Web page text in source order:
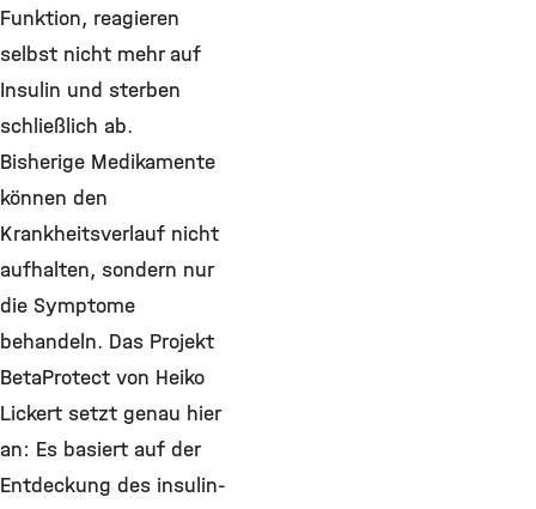
Funktion, reagieren
selbst nicht mehr auf
Insulin und sterben
schließlich ab.
Bisherige Medikamente
können den
Krankheitsverlauf nicht
aufhalten, sondern nur
die Symptome
behandeln. Das Projekt
BetaProtect von Heiko
Lickert setzt genau hier
an: Es basiert auf der
Entdeckung des insulin-